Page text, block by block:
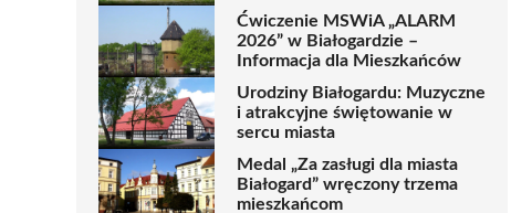
Ćwiczenie MSWiA „ALARM
2026” w Białogardzie –
Informacja dla Mieszkańców
Urodziny Białogardu: Muzyczne
i atrakcyjne świętowanie w
sercu miasta
Medal „Za zasługi dla miasta
Białogard” wręczony trzema
mieszkańcom